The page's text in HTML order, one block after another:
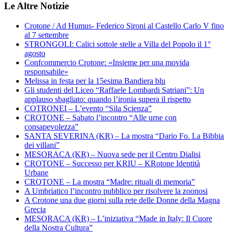
Le Altre Notizie
Crotone / Ad Humus- Federico Sironi al Castello Carlo V fino
al 7 settembre
STRONGOLI: Calici sottole stelle a Villa del Popolo il 1°
agosto
Confcommercio Crotone: «Insieme per una movida
responsabile»
Melissa in festa per la 15esima Bandiera blu
Gli studenti del Liceo “Raffaele Lombardi Satriani”: Un
applauso sbagliato: quando l’ironia supera il rispetto
COTRONEI – L’evento “Sila Scienza”
CROTONE – Sabato l’incontro “Alle urne con
consapevolezza”
SANTA SEVERINA (KR) – La mostra “Dario Fo. La Bibbia
dei villani”
MESORACA (KR) – Nuova sede per il Centro Dialisi
CROTONE – Successo per KRIU – KRotone Identità
Urbane
CROTONE – La mostra “Madre: rituali di memoria”
A Umbriatico l’incontro pubblico per risolvere la zoonosi
A Crotone una due giorni sulla rete delle Donne della Magna
Grecia
MESORACA (KR) – L’iniziativa “Made in Italy: Il Cuore
della Nostra Cultura”